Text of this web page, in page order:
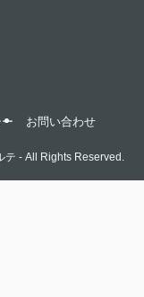
お問い合わせ
- All Rights Reserved.